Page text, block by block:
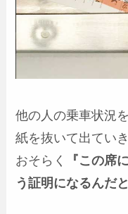
他の人の乗車状況
紙を抜いて出ていき
おそらく
『この席
う証明になるんだ